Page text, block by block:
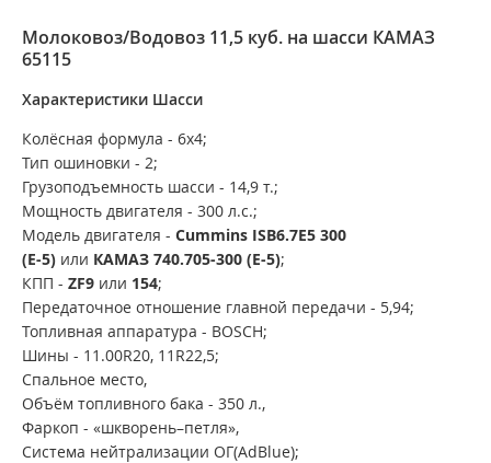
Молоковоз/Водовоз 11,5 куб. на шасси КАМАЗ
65115
Характеристики Шасси
Колёсная формула - 6х4;
Тип ошиновки - 2;
Грузоподъемность шасси - 14,9 т.;
Мощность двигателя - 300 л.с.;
Модель двигателя - Cummins ISB6.7E5 300
(Е-5) или КАМАЗ 740.705-300 (Е-5);
КПП - ZF9 или 154;
Передаточное отношение главной передачи - 5,94;
Топливная аппаратура - BOSCH;
Шины - 11.00R20, 11R22,5;
Спальное место,
Объём топливного бака - 350 л.,
Фаркоп - «шкворень–петля»,
Система нейтрализации ОГ(AdBlue);